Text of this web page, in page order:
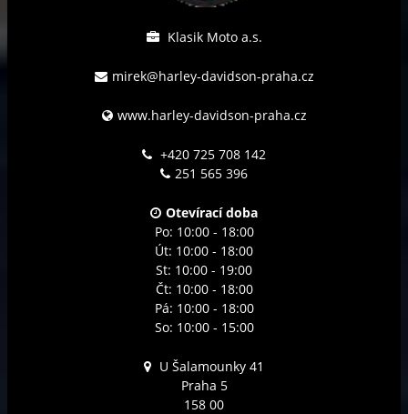
Klasik Moto a.s.
mirek@harley-davidson-praha.cz
www.harley-davidson-praha.cz
+420 725 708 142
251 565 396
Otevírací doba
Po: 10:00 - 18:00
Út: 10:00 - 18:00
St: 10:00 - 19:00
Čt: 10:00 - 18:00
Pá: 10:00 - 18:00
So: 10:00 - 15:00
U Šalamounky 41
Praha 5
158 00